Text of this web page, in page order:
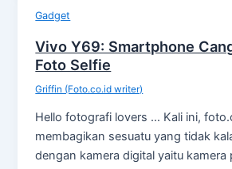
Gadget
Vivo Y69: Smartphone
Foto Selfie
Griffin (Foto.co.id writer)
Hello fotografi lovers … Kali ini,
membagikan sesuatu yang tidak
dengan kamera digital yaitu kamera